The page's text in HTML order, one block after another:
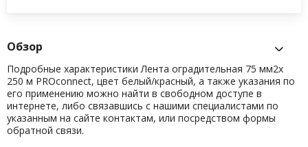
Обзор
Подробные характеристики Лента оградительная 75 мм2х
250 м PROconnect, цвет белый/красный, а также указания по
его применению можно найти в свободном доступе в
интернете, либо связавшись с нашими специалистами по
указанным на сайте контактам, или посредством формы
обратной связи.